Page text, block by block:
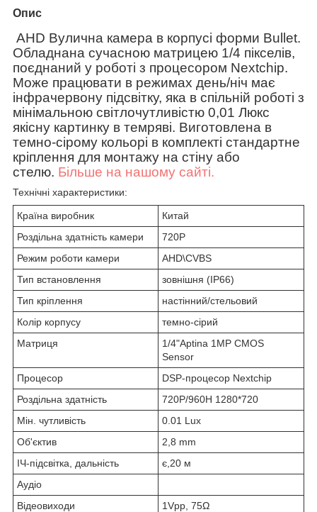
Опис
AHD Вулична камера в корпусі форми Bullet.
Обладнана сучасною матрицею 1/4 пікселів,
поєднаний у роботі з процесором Nextchip.
Може працювати в режимах день/ніч має
інфрачервону підсвітку, яка в спільній роботі з
мінімальною світлочутливістю 0,01 Люкс
якісну картинку в темряві. Виготовлена в
темно-сірому кольорі в комплекті стандартне
кріплення для монтажу на стіну або
стелю. Більше на нашому сайті.
Технічні характеристики:
Країна виробник
Китай
Роздільна здатність камери
720P
Режим роботи камери
AHD\CVBS
Тип встановлення
зовнішня (IP66)
Тип кріплення
настінний/стельовий
Колір корпусу
темно-сірий
Матриця
1/4"Aptina 1MP CMOS
Sensor
Процесор
DSP-процесор Nextchip
Роздільна здатність
720P/960H 1280*720
Мін. чутливість
0.01 Lux
Об'єктив
2,8 mm
ІЧ-підсвітка, дальність
є,20 м
Аудіо
Відеовиходи
1Vpp, 75Ω